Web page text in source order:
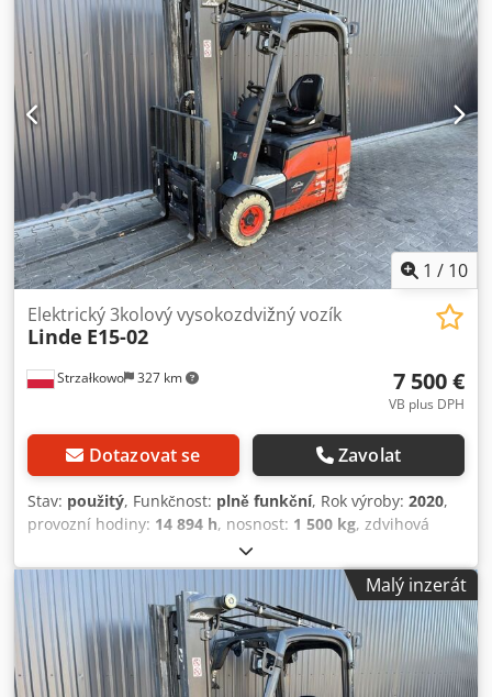
Triplex Stav: Připraven k provozu a plně funkční Technický
stav: dobrý Baterie Volt: 24V Boční posuv, Dsdpsxfnukjfx
Agdjck 3. ventil,
1 / 10
Strzałkowo 327 km
Elektrický 3kolový vysokozdvižný vozík
Linde E15-02
7 500 €
VB plus DPH
Dotazovat se Zavolat
Stav: použitý, Funkčnost: plně funkční, Rok výroby: 2020,
provozní hodiny: 14 894 h, nosnost: 1 500 kg, zdvihová
, volný zdvih:1 519 mm
elektrický, typ stožáru:triplex, stavební výška:2 121 mm,
typ pohonu: Elektro, Elektrický tříkolový vysokozdvižný
vozík Dedjzc A Sgepfx Agdsck ISO třída: ISO třída 2 = 1 000 –
2 500 kg Typ stožáru: Triplex Stav: Připraven k provozu a
plně funkční Technický stav: dobrý Baterie Volt: 24V Boční
posuv, 3. ventil,
Malý inzerát